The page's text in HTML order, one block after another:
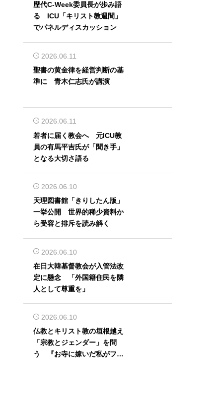
歴代C-Week委員長が歩み語
る ICU「キリスト教週間」
でパネルディスカッション
2026.06.11
聖書の黄金律を経営判断の基
準に 青木仁志氏が講演
2026.06.11
若者に届く教会へ 元ICU教
員の有馬平吉氏が「聞き手」
となる大切さ語る
2026.06.10
天理図書館「きりしたん版」
一挙公開 世界的稀少資料か
ら受容と排斥を読み解く
2026.06.10
在日大韓基督教会が入管法改
定に懸念 「外国籍住民を隣
人として尊重を」
2026.06.10
仏教とキリスト教の垣根越え
「宗教とジェンダー」を問
う 『お寺に嫁いだ私がフェ